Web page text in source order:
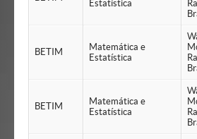
Estatística
BETIM
Matemática e
Estatística
BETIM
Matemática e
Estatística